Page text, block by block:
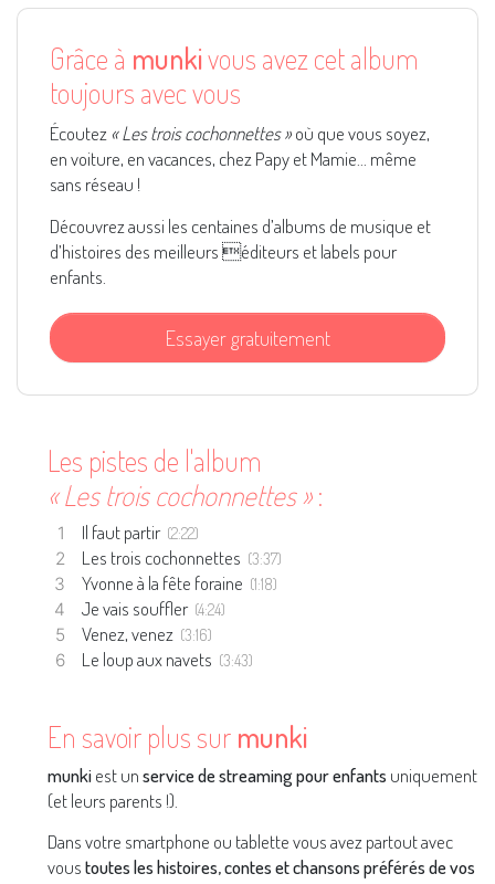
Grâce à munkivous avez cet album
toujours avec vous
Écoutez « Les trois cochonnettes »où que vous soyez,
en voiture, en vacances, chez Papy et Mamie... même
sans réseau !
Découvrez aussi les centaines d’albums de musique et
d’histoires des meilleurs éditeurs et labels pour
enfants.
Essayer gratuitement
Les pistes de l'album
« Les trois cochonnettes »:
Il faut partir (2:22)
Les trois cochonnettes (3:37)
Yvonne à la fête foraine (1:18)
Je vais souffler (4:24)
Venez, venez (3:16)
Le loup aux navets (3:43)
En savoir plus sur munki
munkiest unservice de streaming pour enfants uniquement
(et leurs parents !).
Dans votre smartphone ou tablette vous avez partout avec
voustoutes les histoires, contes et chansons préférés de vos